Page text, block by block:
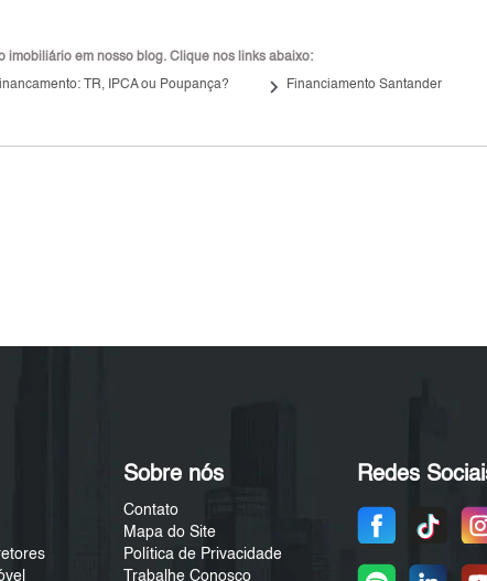
imobiliário em nosso blog. Clique nos links abaixo:
TR, IPCA ou Poupança? keyboard_arrow_right Financiamento Santander
Sobre nós
Contato
Mapa do Site
Política de Privacidade
Trabalhe Conosco
Redes